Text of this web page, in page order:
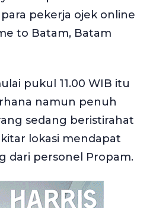
pekerja ojek online
to Batam, Batam
pukul 11.00 WIB itu
namun penuh
sedang beristirahat
lokasi mendapat
dari personel Propam.